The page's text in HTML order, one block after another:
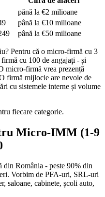
integrat
SEO, mobile)
până la €2 milioane
până la €10 milioane
până la €50 milioane
Pentru că o micro-firmă cu 3
cu 100 de angajați - și
micro-firmă vrea prezență
firmă mijlocie are nevoie de
cu sistemele interne și volume
fiecare categorie.
Micro-IMM (1-9
din România - peste 90% din
Vorbim de PFA-uri, SRL-uri
saloane, cabinete, școli auto,